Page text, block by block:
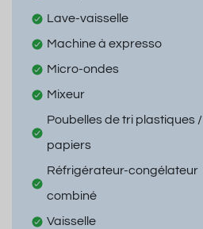
Lave-vaisselle
Machine à expresso
Micro-ondes
Mixeur
Poubelles de tri plastiques /
papiers
Réfrigérateur-congélateur
combiné
Vaisselle